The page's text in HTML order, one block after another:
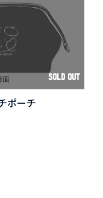
SOLD OUT
ポーチ